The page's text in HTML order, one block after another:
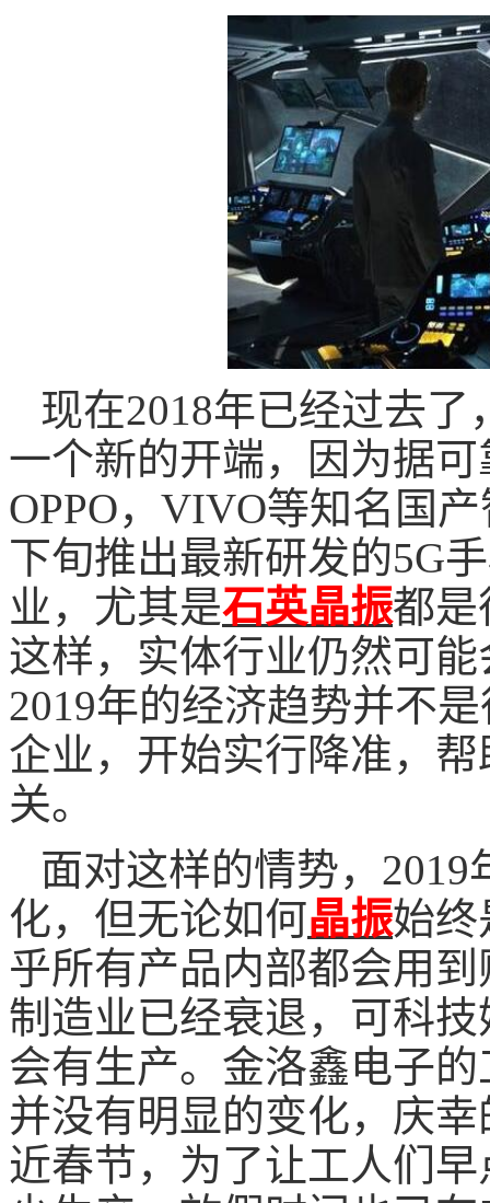
现在2018年已经过去了
一个新的开端，因为据
OPPO， VIVO等知名国
下旬推出最新研发的5G
业，尤其是石英晶振都是
这样，实体行业仍然可
2019年的经济趋势并不
企业，开始实行降准，
关。
面对这样的情势， 2019
化，但无论如何晶振始终
乎所有产品内部都会用
制造业已经衰退，可科
会有生产。金洛鑫电子的
并没有明显的变化，庆
近春节，为了让工人们